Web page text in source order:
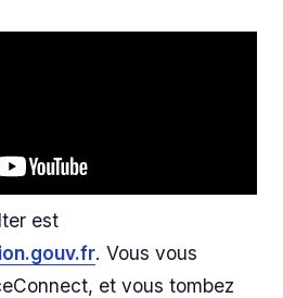
est
. Vous vous
et vous tombez